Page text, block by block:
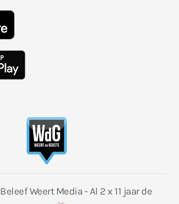
Weert Media - Al 2 x 11 jaar de